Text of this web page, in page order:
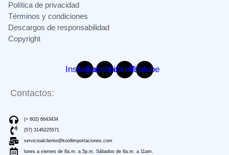
Política de privacidad
Términos y condiciones
Descargos de responsabilidad
Copyright
InstagramFacebookLinkedinYoutube
Contactos:
(+ 602) 6643434
(57) 3146225571
servicioalcliente@koollimportaciones.com
lunes a viernes de 8a.m. a 5p.m. Sábados de 8a.m. a 11am.